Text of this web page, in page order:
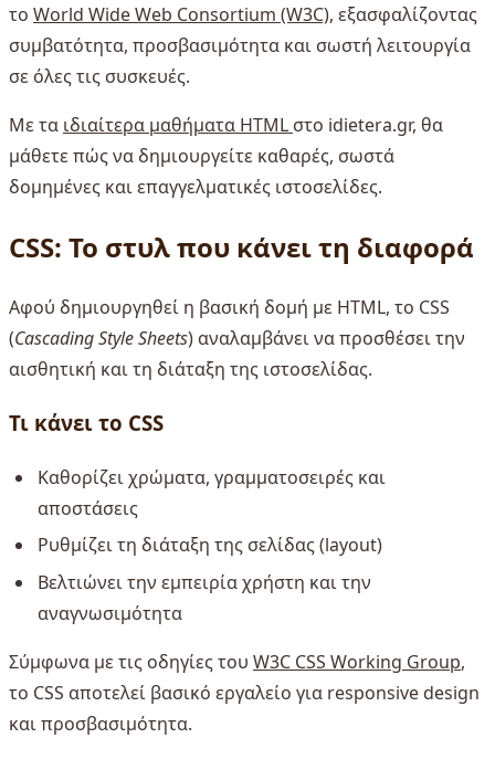
το World Wide Web Consortium (W3C), εξασφαλίζοντας
συμβατότητα, προσβασιμότητα και σωστή λειτουργία
σε όλες τις συσκευές.
Με τα ιδιαίτερα μαθήματα HTML στο idietera.gr, θα
μάθετε πώς να δημιουργείτε καθαρές, σωστά
δομημένες και επαγγελματικές ιστοσελίδες.
CSS: Το στυλ που κάνει τη διαφορά
Αφού δημιουργηθεί η βασική δομή με HTML, το CSS
(Cascading Style Sheets) αναλαμβάνει να προσθέσει την
αισθητική και τη διάταξη της ιστοσελίδας.
Τι κάνει το CSS
Καθορίζει χρώματα, γραμματοσειρές και
αποστάσεις
Ρυθμίζει τη διάταξη της σελίδας (layout)
Βελτιώνει την εμπειρία χρήστη και την
αναγνωσιμότητα
Σύμφωνα με τις οδηγίες του W3C CSS Working Group,
το CSS αποτελεί βασικό εργαλείο για responsive design
και προσβασιμότητα.